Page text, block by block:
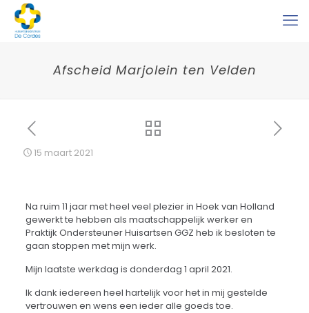
Afscheid Marjolein ten Velden
15 maart 2021
Na ruim 11 jaar met heel veel plezier in Hoek van Holland
gewerkt te hebben als maatschappelijk werker en
Praktijk Ondersteuner Huisartsen GGZ heb ik besloten te
gaan stoppen met mijn werk.
Mijn laatste werkdag is donderdag 1 april 2021.
Ik dank iedereen heel hartelijk voor het in mij gestelde
vertrouwen en wens een ieder alle goeds toe.